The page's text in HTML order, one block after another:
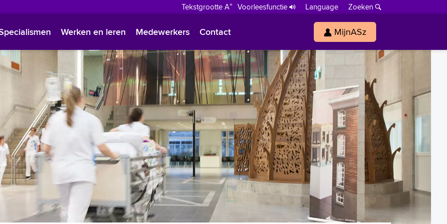
Tekstgrootte A+ Voorleesfunctie Language
Zoeken
Polski
Türkçe
Arabisch
Werken en leren Medewerkers Contact MijnASz